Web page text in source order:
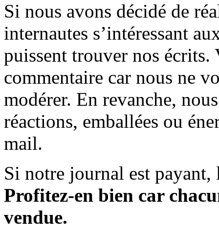
Si nous avons décidé de
internautes s’intéressant
puissent trouver nos écrits.
commentaire car nous ne
modérer. En revanche,
réactions, emballées ou
mail.
Si notre journal est payant,
Profitez-en bien car
vendue.